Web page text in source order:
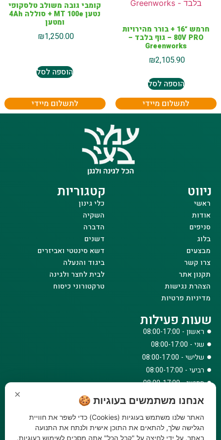
חרמש “16 + בורר מהירויות
80V PRO – גוף בלבד –
Greenworks
₪2,105.90
הוספה לסל
לתשלום מיידי
קומבי גובה משולב טלסקופי
נטען MT 100e + סוללה 4Ah
ומטען
₪1,250.00
הוספה לסל
לתשלום מיידי
ניווט
ראשי
אודות
סניפים
בלוג
מבצעים
צרו קשר
תקנון אתר
הצהרת נגישות
מדיניות פרטיות
קטגוריות
כלי גינון
השקיה
הדברה
דשנים
דשא סינטטי ואביזרים
ביגוד והנעלה
לבית לחצר ולגינה
טרקטורוני כיסוח
שעות פעילות
ראשון - 08:00-17:00
שני - 08:00-17:00
שלישי - 08:00-17:00
רביעי - 08:00-17:00
חמישי - 08:00-17:00
שישי - 08:00-12:30
צרו קשר
073-779-6243
× אנחנו משתמשים בעוגיות 🍪
האתר שלנו משתמש בעוגיות (Cookies) כדי לשפר את חוויית
הגלישה שלך, להתאים את התוכן אישית ולנתח את התנועה
באתר. על ידי לחיצה על "קבל הכל" אתה מסכים לשימוש בעוגיות.